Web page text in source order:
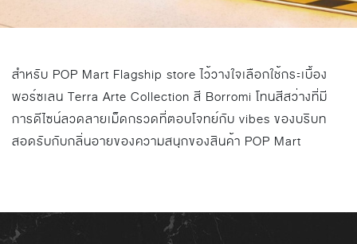
สำหรับ POP Mart Flagship store ไว้วางใจเลือกใช้กระเบื้อง
พอร์ซเลน Terra Arte Collection สี Borromi โทนสีสว่างที่มี
การดีไซน์ลวดลายเม็ดกรวดที่ตอบโจทย์กับ vibes ของบริบท
สอดรับกับกลิ่นอายของความสนุกของสินค้า POP Mart